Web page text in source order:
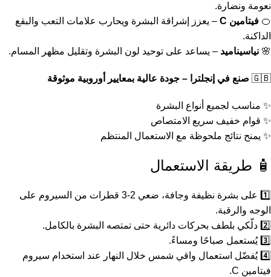
نعومة ونضارة.
🍊 فيتامين C
– يعزز إشراقة البشرة ويحارب علامات التعب والبقع
الداكنة.
🌸 نياسيناميد – يساعد على توحيد لون البشرة وتقليل مظهر المسام.
🇬🇧 صنع في إنجلترا – جودة عالية بمعايير أوروبية موثوقة
✨ مناسب لجميع أنواع البشرة
✨ قوام خفيف سريع الامتصاص
✨ يمنح نتائج ملحوظة مع الاستعمال المنتظم
🧴 طريقة الاستعمال
1️⃣ على بشرة نظيفة وجافة، ضعي 2-3 قطرات من السيروم على
الوجه والرقبة.
2️⃣ دلّكي بلطف بحركات دائرية حتى تمتصه البشرة بالكامل.
3️⃣ يُستعمل صباحًا ومساءً.
4️⃣ يُفضّل استعمال واقي شمس خلال النهار عند استخدام سيروم
فيتامين C.